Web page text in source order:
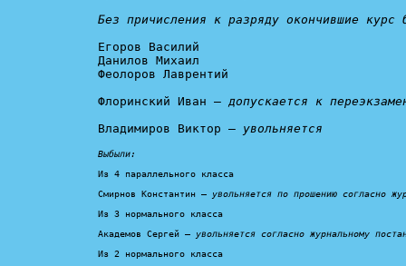
Без причисления к разряду окончившие
Егоров Василий
Данилов Михаил
Феолоров Лаврентий
Флоринский Иван – допускается к
Владимиров Виктор – увольняется
Выбыли:
Из 4 параллельного класса
Смирнов Константин – увольняется по прошению согласно
Из 3 нормального класса
Академов Сергей – увольняется согласно журнальному
Из 2 нормального класса